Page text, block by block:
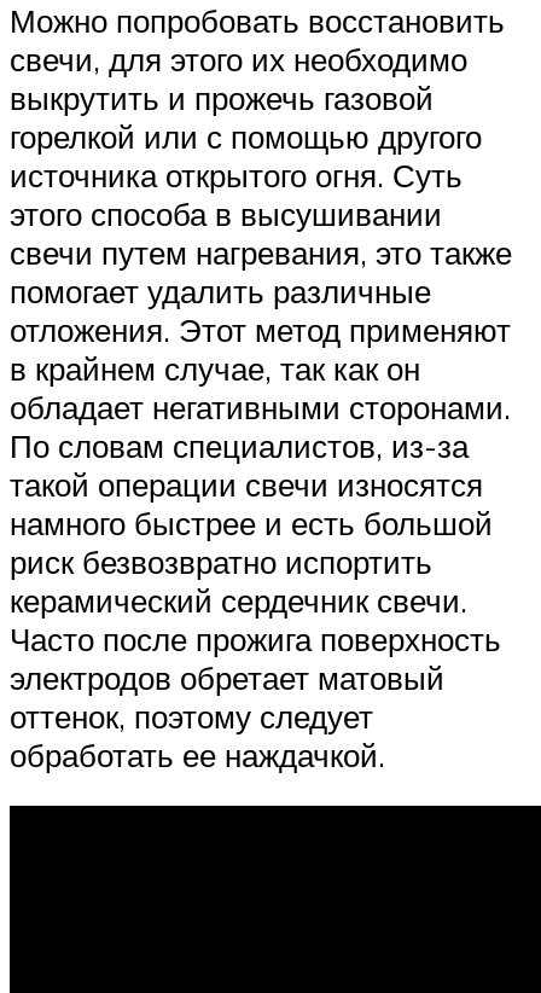
Можно попробовать восстановить
свечи, для этого их необходимо
выкрутить и прожечь газовой
горелкой или с помощью другого
источника открытого огня. Суть
этого способа в высушивании
свечи путем нагревания, это также
помогает удалить различные
отложения. Этот метод применяют
в крайнем случае, так как он
обладает негативными сторонами.
По словам специалистов, из-за
такой операции свечи износятся
намного быстрее и есть большой
риск безвозвратно испортить
керамический сердечник свечи.
Часто после прожига поверхность
электродов обретает матовый
оттенок, поэтому следует
обработать ее наждачкой.